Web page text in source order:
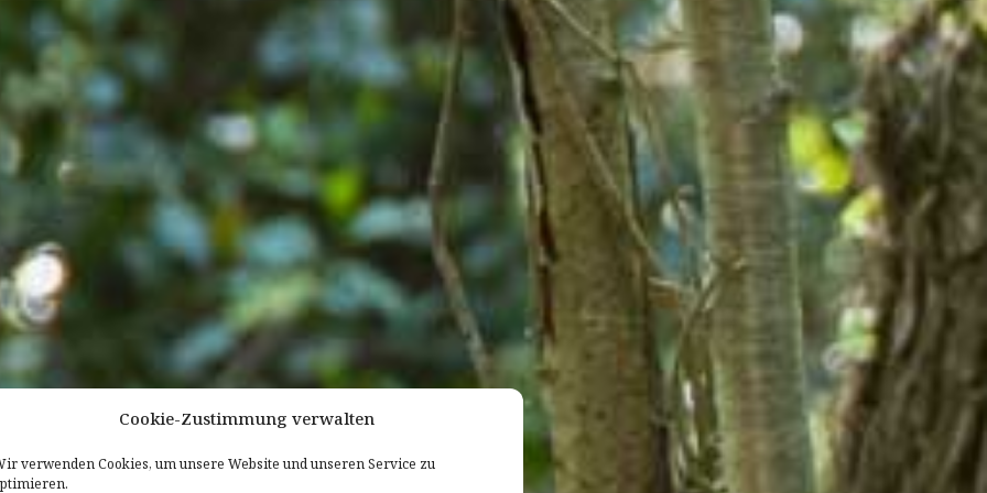
Cookie-Zustimmung verwalten
verwenden Cookies, um unsere Website und unseren Service zu